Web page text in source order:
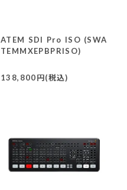
ATEM SDI Pro ISO (SWA
TEMMXEPBPRISO)
138,800円(税込)